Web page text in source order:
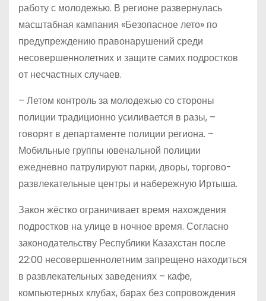
работу с молодежью. В регионе развернулась
масштабная кампания «Безопасное лето» по
предупреждению правонарушений среди
несовершеннолетних и защите самих подростков
от несчастных случаев.
– Летом контроль за молодежью со стороны
полиции традиционно усиливается в разы, –
говорят в департаменте полиции региона. –
Мобильные группы ювенальной полиции
ежедневно патрулируют парки, дворы, торгово-
развлекательные центры и набережную Иртыша.
Закон жёстко ограничивает время нахождения
подростков на улице в ночное время. Согласно
законодательству Республики Казахстан после
22:00 несовершеннолетним запрещено находиться
в развлекательных заведениях – кафе,
компьютерных клубах, барах без сопровождения